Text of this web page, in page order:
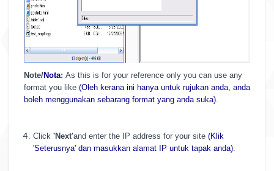
Note/Nota: As this is for your reference only you can use any
format you like (Oleh kerana ini hanya untuk rujukan anda, anda
boleh menggunakan sebarang format yang anda suka).
Click 'Next'and enter the IP address for your site (Klik
'Seterusnya' dan masukkan alamat IP untuk tapak anda).